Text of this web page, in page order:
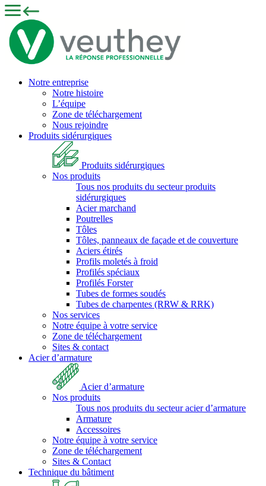
Notre entreprise
Notre histoire
L’équipe
Zone de téléchargement
Nous rejoindre
Produits sidérurgiques
Produits sidérurgiques
Nos produits
Tous nos produits du secteur produits
sidérurgiques
Acier marchand
Poutrelles
Tôles
Tôles, panneaux de façade et de couverture
Aciers étirés
Profils moletés à froid
Profilés spéciaux
Profilés Forster
Tubes de formes soudés
Tubes de charpentes (RRW & RRK)
Nos services
Notre équipe à votre service
Zone de téléchargement
Sites & contact
Acier d’armature
Acier d’armature
Nos produits
Tous nos produits du secteur acier d’armature
Armature
Accessoires
Notre équipe à votre service
Zone de téléchargement
Sites & Contact
Technique du bâtiment